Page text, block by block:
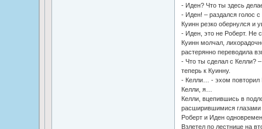
- Иден? Что ты здесь
- Иден! – раздался голос с
Куинн резко обернулся и
- Иден, это не Роберт. Не
Куинн молчал,
растерянно переводила
- Что ты сделал с Келли?
теперь к Куинну.
- Келли… - эхом повторил
Келли, я…
Келли, вцепившись в
расширившимися глазами
Роберт и Иден
Взлетел по лестнице на